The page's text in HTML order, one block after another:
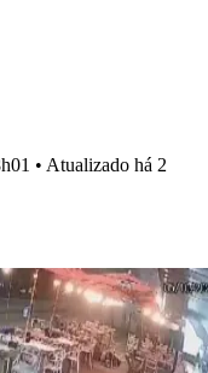
• Atualizado há 2